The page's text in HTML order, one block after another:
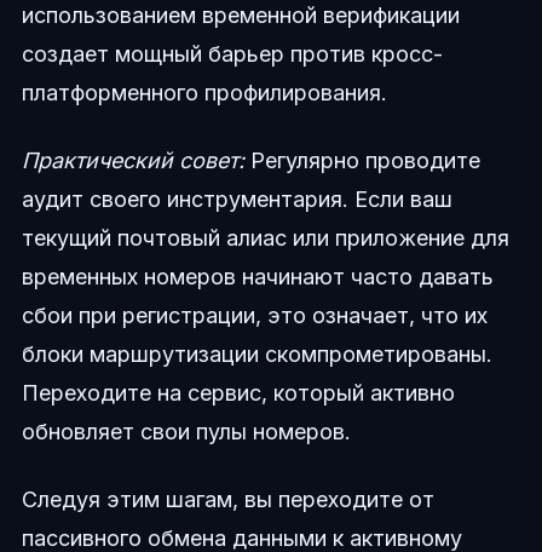
использованием временной верификации
создает мощный барьер против кросс-
платформенного профилирования.
Практический совет:Регулярно проводите
аудит своего инструментария. Если ваш
текущий почтовый алиас или приложение для
временных номеров начинают часто давать
сбои при регистрации, это означает, что их
блоки маршрутизации скомпрометированы.
Переходите на сервис, который активно
обновляет свои пулы номеров.
Следуя этим шагам, вы переходите от
пассивного обмена данными к активному